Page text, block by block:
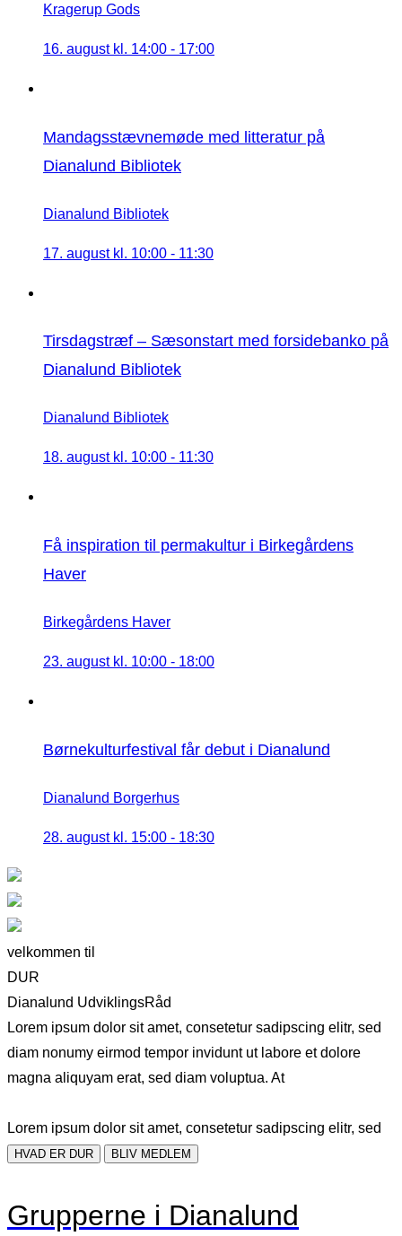
Kragerup Gods
16. august kl. 14:00 - 17:00
Mandagsstævnemøde med litteratur på
Dianalund Bibliotek
Dianalund Bibliotek
17. august kl. 10:00 - 11:30
Tirsdagstræf – Sæsonstart med forsidebanko på
Dianalund Bibliotek
Dianalund Bibliotek
18. august kl. 10:00 - 11:30
Få inspiration til permakultur i Birkegårdens
Haver
Birkegårdens Haver
23. august kl. 10:00 - 18:00
Børnekulturfestival får debut i Dianalund
Dianalund Borgerhus
28. august kl. 15:00 - 18:30
velkommen til
DUR
Dianalund UdviklingsRåd
Lorem ipsum dolor sit amet, consetetur sadipscing elitr, sed
diam nonumy eirmod tempor invidunt ut labore et dolore
magna aliquyam erat, sed diam voluptua. At
Lorem ipsum dolor sit amet, consetetur sadipscing elitr, sed
HVAD ER DUR BLIV MEDLEM
Grupperne i Dianalund